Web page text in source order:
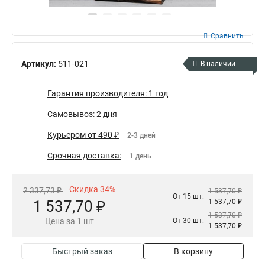
Артикул: 511-021
Сравнить
В наличии
Гарантия производителя: 1 год
Самовывоз: 2 дня
Курьером от 490 ₽ 2-3 дней
Срочная доставка: 1 день
2 337,73 ₽ Скидка 34%
1 537,70 ₽
Цена за 1 шт
От 15 шт:
1 537,70 ₽
1 537,70 ₽
От 30 шт:
1 537,70 ₽
1 537,70 ₽
Быстрый заказ В корзину